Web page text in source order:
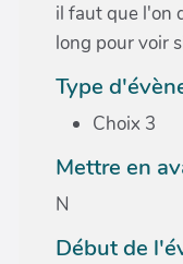
il faut que l'on
long pour voir
Type
Choix 3
Mettre en
N
Début de